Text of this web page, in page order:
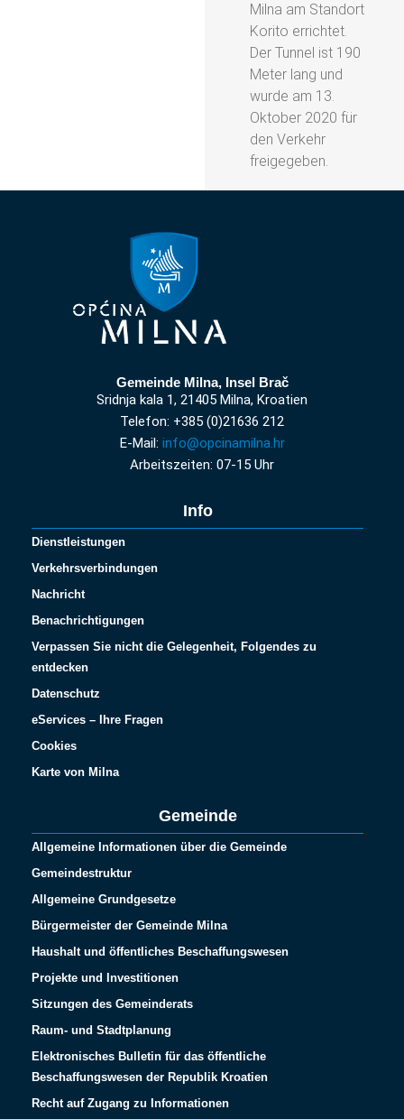
Milna am Standort
Korito errichtet.
Der Tunnel ist 190
Meter lang und
wurde am 13.
Oktober 2020 für
den Verkehr
freigegeben.
Gemeinde Milna, Insel Brač
Sridnja kala 1, 21405 Milna, Kroatien
Telefon: +385 (0)21636 212
E-Mail: info@opcinamilna.hr
Arbeitszeiten: 07-15 Uhr
Info
Dienstleistungen
Verkehrsverbindungen
Nachricht
Benachrichtigungen
Verpassen Sie nicht die Gelegenheit, Folgendes zu
entdecken
Datenschutz
eServices – Ihre Fragen
Cookies
Karte von Milna
Gemeinde
Allgemeine Informationen über die Gemeinde
Gemeindestruktur
Allgemeine Grundgesetze
Bürgermeister der Gemeinde Milna
Haushalt und öffentliches Beschaffungswesen
Projekte und Investitionen
Sitzungen des Gemeinderats
Raum- und Stadtplanung
Elektronisches Bulletin für das öffentliche
Beschaffungswesen der Republik Kroatien
Recht auf Zugang zu Informationen